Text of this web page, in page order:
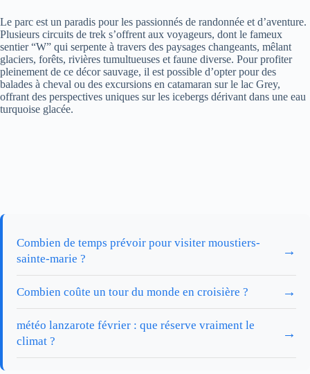
Le parc est un paradis pour les passionnés de randonnée et d’aventure.
Plusieurs circuits de trek s’offrent aux voyageurs, dont le fameux
sentier “W” qui serpente à travers des paysages changeants, mêlant
glaciers, forêts, rivières tumultueuses et faune diverse. Pour profiter
pleinement de ce décor sauvage, il est possible d’opter pour des
balades à cheval ou des excursions en catamaran sur le lac Grey,
offrant des perspectives uniques sur les icebergs dérivant dans une eau
turquoise glacée.
Combien de temps prévoir pour visiter moustiers-
sainte-marie ?
→
Combien coûte un tour du monde en croisière ? →
météo lanzarote février : que réserve vraiment le
climat ?
→